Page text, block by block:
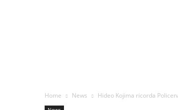
Home News Hideo Kojima ricorda